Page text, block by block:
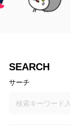
SEARCH
サーチ